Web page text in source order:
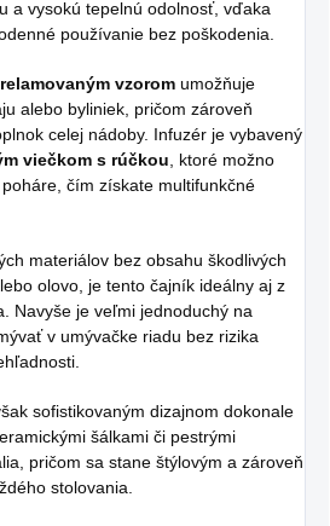
a vysokú tepelnú odolnosť, vďaka
používanie bez poškodenia.
vzorom umožňuje
alebo byliniek, pričom zároveň
celej nádoby. Infuzér je vybavený
viečkom s rúčkou , ktoré možno
čím získate multifunkčné
materiálov bez obsahu škodlivých
olovo, je tento čajník ideálny aj z
Navyše je veľmi jednoduchý na
v umývačke riadu bez rizika
sofistikovaným dizajnom dokonale
šálkami či pestrými
pričom sa stane štýlovým a zároveň
stolovania.